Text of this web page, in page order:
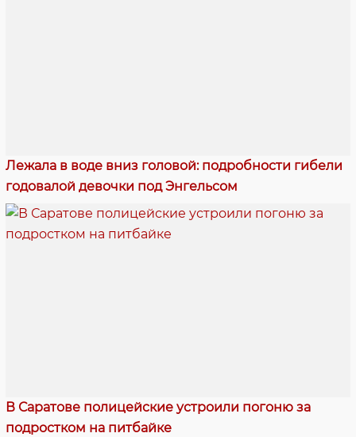
Лежала в воде вниз головой: подробности гибели
годовалой девочки под Энгельсом
В Саратове полицейские устроили погоню за
подростком на питбайке